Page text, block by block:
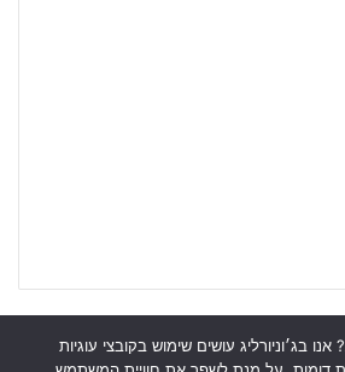
בג׳וניורליג עושים שימוש בקובצי עוגיות